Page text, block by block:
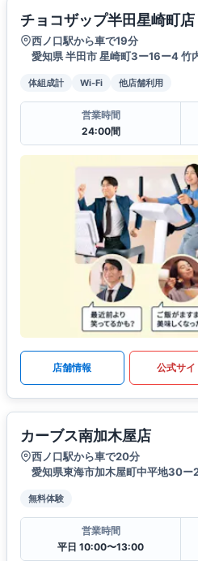
チョコザップ半田星崎町店
西ノ口駅から車で19分
愛知県 半田市 星崎町3ー16ー4 竹
体組成計 Wi-Fi 他店舗利用
営業時間
24:00間
店舗情報 公式サイ
カーブス南加木屋店
西ノ口駅から車で20分
愛知県東海市加木屋町中平地30ー
無料体験
営業時間
平日 10:00〜13:00